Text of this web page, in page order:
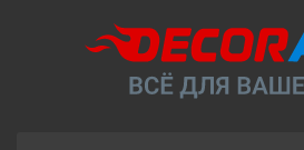
посылка автоматически
документов (счет-фактура и